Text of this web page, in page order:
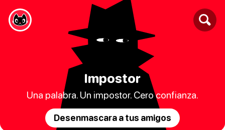
Impostor
Una palabra. Un impostor. Cero confianza.
Desenmascara a tus amigos